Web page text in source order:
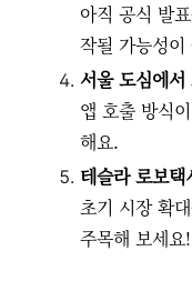
아직 공식 발
작될 가능성이
서울 도심에
앱 호출 방식
해요.
테슬라 로보
초기 시장 확
주목해 보세요!